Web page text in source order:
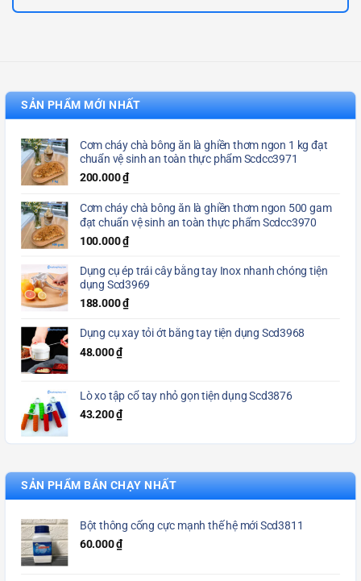
SẢN PHẨM MỚI NHẤT
Cơm cháy chà bông ăn là ghiền thơm ngon 1 kg đạt
chuẩn vệ sinh an toàn thực phẩm Scdcc3971
200.000₫
Cơm cháy chà bông ăn là ghiền thơm ngon 500 gam
đạt chuẩn vệ sinh an toàn thực phẩm Scdcc3970
100.000₫
Dụng cụ ép trái cây bằng tay Inox nhanh chóng tiện
dụng Scd3969
188.000₫
Dụng cụ xay tỏi ớt bằng tay tiện dụng Scd3968
48.000₫
Lò xo tập cổ tay nhỏ gọn tiện dụng Scd3876
43.200₫
SẢN PHẨM BÁN CHẠY NHẤT
Bột thông cống cực mạnh thế hệ mới Scd3811
60.000₫